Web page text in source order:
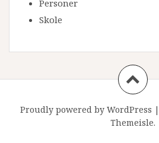
Personer
Skole
Proudly powered by WordPress |
Themeisle.